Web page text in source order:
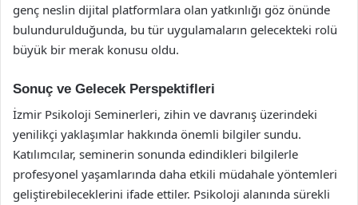
genç neslin dijital platformlara olan yatkınlığı göz önünde
bulundurulduğunda, bu tür uygulamaların gelecekteki rolü
büyük bir merak konusu oldu.
Sonuç ve Gelecek Perspektifleri
İzmir Psikoloji Seminerleri, zihin ve davranış üzerindeki
yenilikçi yaklaşımlar hakkında önemli bilgiler sundu.
Katılımcılar, seminerin sonunda edindikleri bilgilerle
profesyonel yaşamlarında daha etkili müdahale yöntemleri
geliştirebileceklerini ifade ettiler. Psikoloji alanında sürekli